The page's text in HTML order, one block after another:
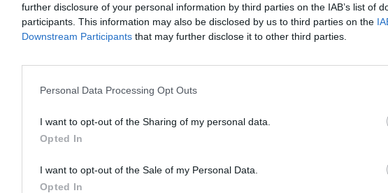
further disclosure of your personal information by third parties on the IAB’s list of
participants. This information may also be disclosed by us to third parties on the
Downstream Participants that may further disclose it to other third parties.
Personal Data Processing Opt Outs
I want to opt-out of the Sharing of my personal data.
Opted In
I want to opt-out of the Sale of my Personal Data.
Opted In